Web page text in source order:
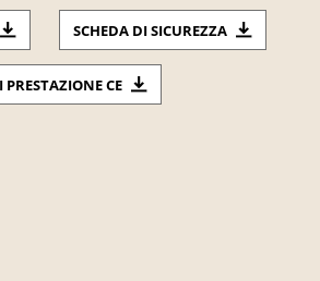
SCHEDA DI SICUREZZA
CE